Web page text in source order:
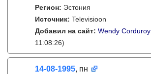
Регион: Эстония
Источник: Televisioon
Добавил на сайт: Wendy Corduroy
11:08:26)
14-08-1995, пн